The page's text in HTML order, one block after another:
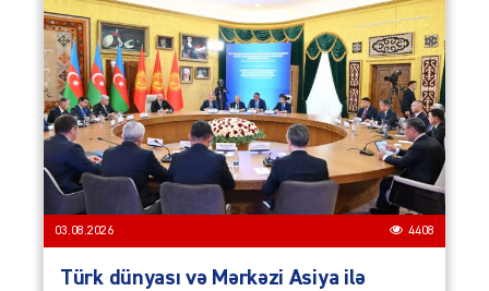
03.08.2026 4408
Türk dünyası və Mərkəzi Asiya ilə